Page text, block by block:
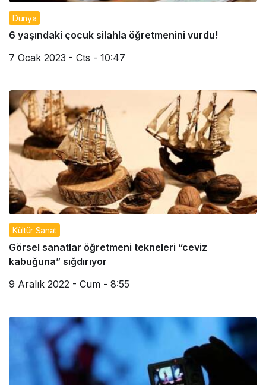
Dünya
6 yaşındaki çocuk silahla öğretmenini vurdu!
7 Ocak 2023 - Cts - 10:47
Kültür Sanat
Görsel sanatlar öğretmeni tekneleri “ceviz
kabuğuna” sığdırıyor
9 Aralık 2022 - Cum - 8:55